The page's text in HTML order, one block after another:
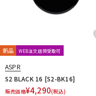
新品 WEB注文店頭受取可
ASPR
S2 BLACK 16 [S2-BK16]
販売価格¥4,290(税込)